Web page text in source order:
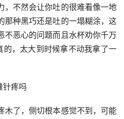
，不然会让你吐的很难看像一地
那种黑巧还是吐的一塌糊涂，这
不恶心的问题而且水杯劝你千万
，太大到时候拿不动我拿了一
针疼吗
木了，侧切根本感觉不到，可能